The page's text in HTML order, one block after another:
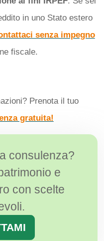
in uno Stato estero
senza impegno
fiscale.
Prenota il tuo
gratuita!
consulenza?
e
con scelte